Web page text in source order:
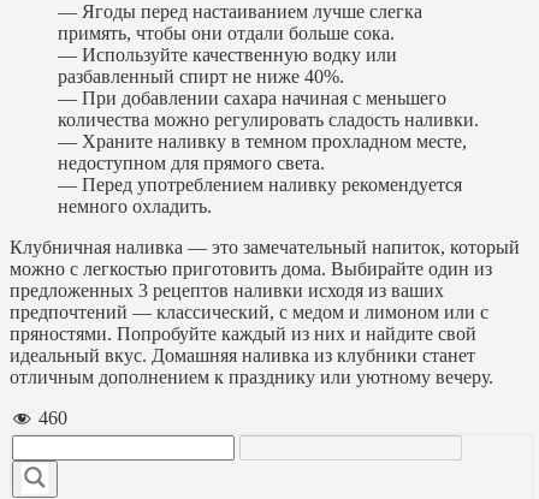
— Ягоды перед настаиванием лучше слегка
примять, чтобы они отдали больше сока.
— Используйте качественную водку или
разбавленный спирт не ниже 40%.
— При добавлении сахара начиная с меньшего
количества можно регулировать сладость наливки.
— Храните наливку в темном прохладном месте,
недоступном для прямого света.
— Перед употреблением наливку рекомендуется
немного охладить.
Клубничная наливка — это замечательный напиток, который
можно с легкостью приготовить дома. Выбирайте один из
предложенных 3 рецептов наливки исходя из ваших
предпочтений — классический, с медом и лимоном или с
пряностями. Попробуйте каждый из них и найдите свой
идеальный вкус. Домашняя наливка из клубники станет
отличным дополнением к празднику или уютному вечеру.
460